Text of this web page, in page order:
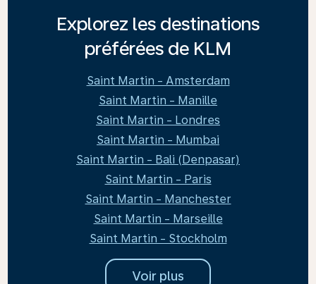
Explorez les destinations
préférées de KLM
Saint Martin - Amsterdam
Saint Martin - Manille
Saint Martin - Londres
Saint Martin - Mumbai
Saint Martin - Bali (Denpasar)
Saint Martin - Paris
Saint Martin - Manchester
Saint Martin - Marseille
Saint Martin - Stockholm
Voir plus